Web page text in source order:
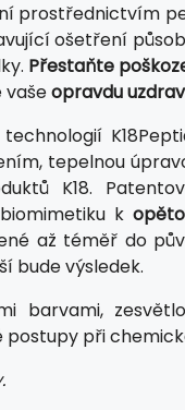
prostřednictvím
ošetření
Přestaňte
opravdu
tepelnou
K18.
k
až téměř do
bude výsledek.
barvami,
postupy při